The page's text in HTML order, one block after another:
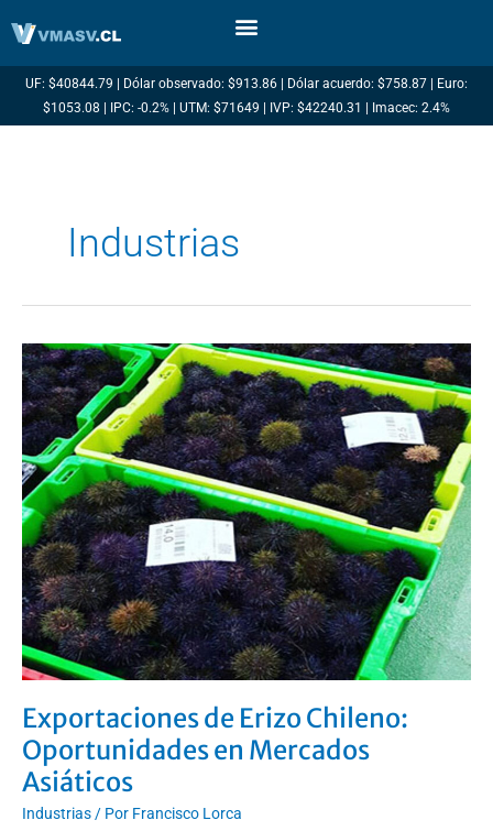
UF: $40844.79 | Dólar observado: $913.86 | Dólar acuerdo: $758.87 | Euro:
$1053.08 | IPC: -0.2% | UTM: $71649 | IVP: $42240.31 | Imacec: 2.4%
Industrias
Exportaciones de Erizo Chileno:
Oportunidades en Mercados
Asiáticos
Industrias/ Por Francisco Lorca
Exportaciones
de
Erizo
Chileno:
Oportunidades
en
Mercados
Asiáticos